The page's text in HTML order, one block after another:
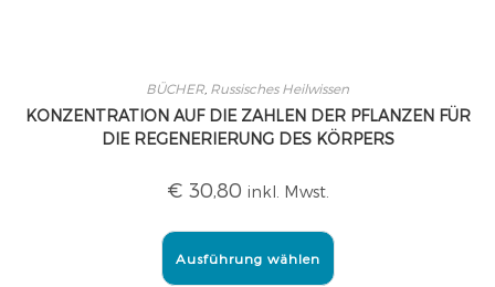
BÜCHER, Russisches Heilwissen
KONZENTRATION AUF DIE ZAHLEN DER PFLANZEN FÜR
DIE REGENERIERUNG DES KÖRPERS
€ 30,80 inkl. Mwst.
Ausführung wählen